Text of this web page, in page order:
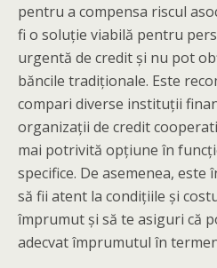
pentru a compensa riscul
fi o soluție viabilă pentru
urgentă de credit și nu pot
băncile tradiționale. Este
compari diverse instituții
organizații de credit
mai potrivită opțiune în
specifice. De asemenea,
să fii atent la condițiile și
împrumut și să te asiguri că
adecvat împrumutul în